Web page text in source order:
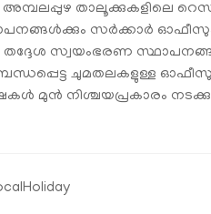
അമ്പലപ്പുഴ
സർക്കാർ
തദ്ദേശ സ്വയംഭരണ
ബന്ധപ്പെട്ട ചുമതലകളുള്ള
മുൻ നിശ്ചയപ്രകാരം